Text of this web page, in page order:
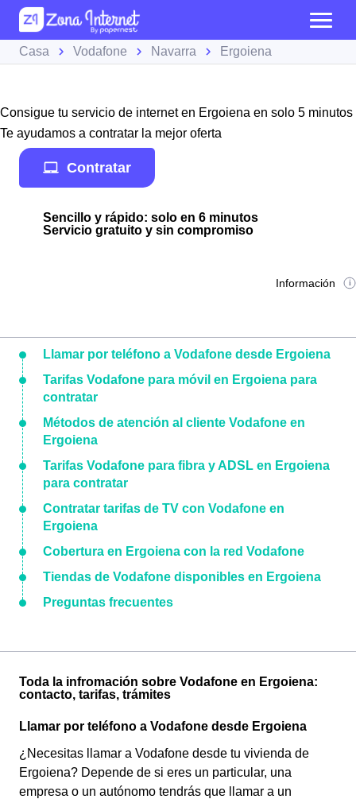
Casa Vodafone Navarra Ergoiena
Consigue tu servicio de internet en Ergoiena en solo 5 minutos
Te ayudamos a contratar la mejor oferta
Contratar
Sencillo y rápido: solo en 6 minutos
Servicio gratuito y sin compromiso
Información
Llamar por teléfono a Vodafone desde Ergoiena
Tarifas Vodafone para móvil en Ergoiena para
contratar
Métodos de atención al cliente Vodafone en
Ergoiena
Tarifas Vodafone para fibra y ADSL en Ergoiena
para contratar
Contratar tarifas de TV con Vodafone en
Ergoiena
Cobertura en Ergoiena con la red Vodafone
Tiendas de Vodafone disponibles en Ergoiena
Preguntas frecuentes
Toda la infromación sobre Vodafone en Ergoiena:
contacto, tarifas, trámites
Llamar por teléfono a Vodafone desde Ergoiena
¿Necesitas llamar a Vodafone desde tu vivienda de
Ergoiena? Depende de si eres un particular, una
empresa o un autónomo tendrás que llamar a un